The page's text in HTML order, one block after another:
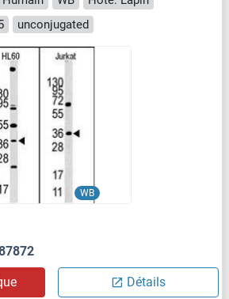
unconjugated
WB
Détails